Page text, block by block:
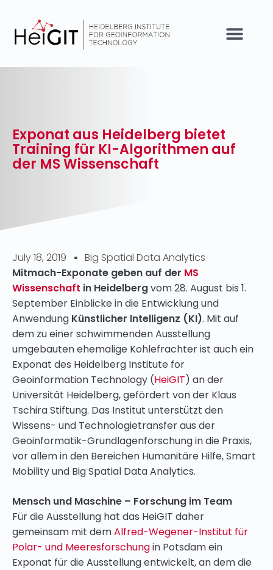
Exponat aus Heidelberg bietet
Training für KI-Algorithmen auf
der MS Wissenschaft
July 18, 2019
Big Spatial Data Analytics
Mitmach-Exponate geben auf der MS
Wissenschaft in Heidelbergvom 28. August bis 1.
September Einblicke in die Entwicklung und
Anwendung Künstlicher Intelligenz (KI). Mit auf
dem zu einer schwimmenden Ausstellung
umgebauten ehemalige Kohlefrachter ist auch ein
Exponat des Heidelberg Institute for
Geoinformation Technology (HeiGIT) an der
Universität Heidelberg, gefördert von der Klaus
Tschira Stiftung. Das Institut unterstützt den
Wissens- und Technologietransfer aus der
Geoinformatik-Grundlagenforschung in die Praxis,
vor allem in den Bereichen Humanitäre Hilfe, Smart
Mobility und Big Spatial Data Analytics.
Mensch und Maschine – Forschung im Team
Für die Ausstellung hat das HeiGIT daher
gemeinsam mit demAlfred-Wegener-Institut für
Polar- und Meeresforschungin Potsdam ein
Exponat für die Ausstellung entwickelt, an dem die